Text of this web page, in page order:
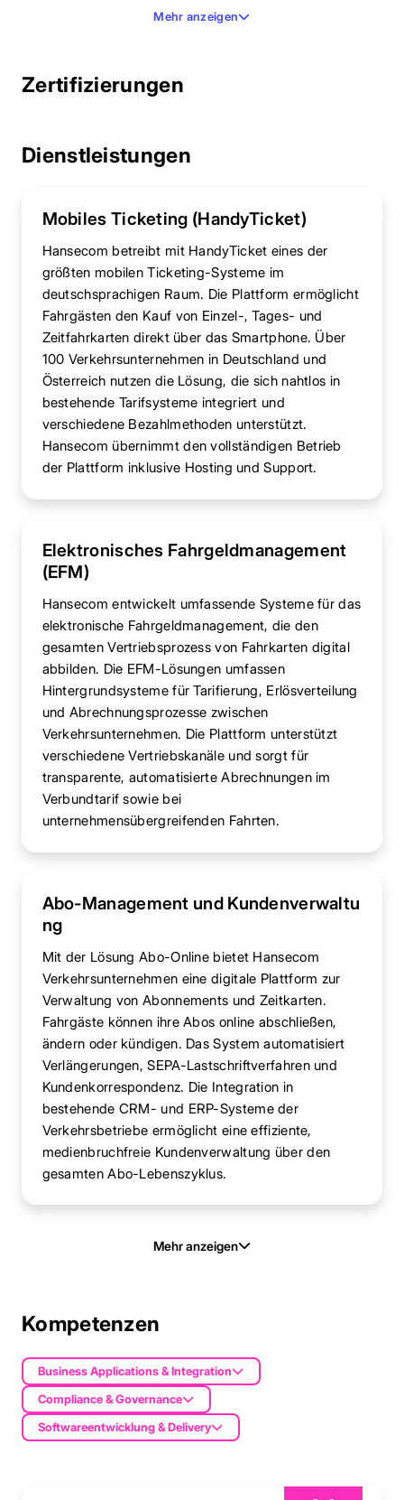
Mehr anzeigen
Zertifizierungen
Dienstleistungen
Mobiles Ticketing (HandyTicket)
Hansecom betreibt mit HandyTicket eines der
größten mobilen Ticketing-Systeme im
deutschsprachigen Raum. Die Plattform ermöglicht
Fahrgästen den Kauf von Einzel-, Tages- und
Zeitfahrkarten direkt über das Smartphone. Über
100 Verkehrsunternehmen in Deutschland und
Österreich nutzen die Lösung, die sich nahtlos in
bestehende Tarifsysteme integriert und
verschiedene Bezahlmethoden unterstützt.
Hansecom übernimmt den vollständigen Betrieb
der Plattform inklusive Hosting und Support.
Elektronisches Fahrgeldmanagement
(EFM)
Hansecom entwickelt umfassende Systeme für das
elektronische Fahrgeldmanagement, die den
gesamten Vertriebsprozess von Fahrkarten digital
abbilden. Die EFM-Lösungen umfassen
Hintergrundsysteme für Tarifierung, Erlösverteilung
und Abrechnungsprozesse zwischen
Verkehrsunternehmen. Die Plattform unterstützt
verschiedene Vertriebskanäle und sorgt für
transparente, automatisierte Abrechnungen im
Verbundtarif sowie bei
unternehmensübergreifenden Fahrten.
Abo-Management und Kundenverwaltu
ng
Mit der Lösung Abo-Online bietet Hansecom
Verkehrsunternehmen eine digitale Plattform zur
Verwaltung von Abonnements und Zeitkarten.
Fahrgäste können ihre Abos online abschließen,
ändern oder kündigen. Das System automatisiert
Verlängerungen, SEPA-Lastschriftverfahren und
Kundenkorrespondenz. Die Integration in
bestehende CRM- und ERP-Systeme der
Verkehrsbetriebe ermöglicht eine effiziente,
medienbruchfreie Kundenverwaltung über den
gesamten Abo-Lebenszyklus.
Mehr anzeigen
Kompetenzen
Business Applications & Integration
Compliance & Governance
Softwareentwicklung & Delivery